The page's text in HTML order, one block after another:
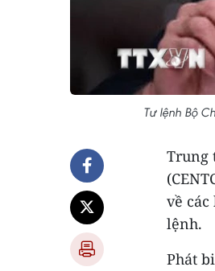
Tư lệnh Bộ
Trung
về
lệnh.
Phát